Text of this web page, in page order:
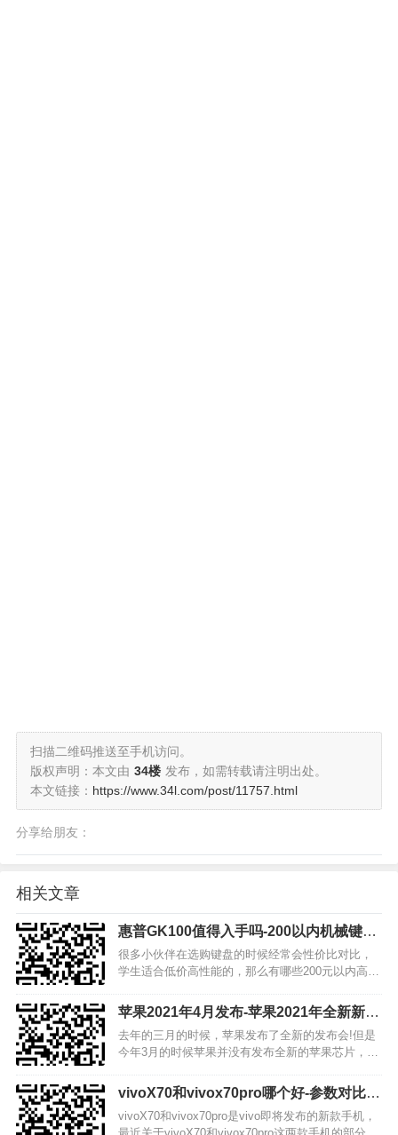
扫描二维码推送至手机访问。
版权声明：本文由 34楼 发布，如需转载请注明出处。
本文链接： https://www.34l.com/post/11757.html
分享给朋友：
相关文章
惠普GK100值得入手吗-200以内机械键盘
选购排行榜
很多小伙伴在选购键盘的时候经常会性价比对比，
学生适合低价高性能的，那么有哪些200元以内高性
呢？今天我们就来盘点一下200以内机械键盘榜单，
感兴趣的小伙伴快来一起看看吧！ 1、达尔优 机械
师合金版…
苹果2021年4月发布-苹果2021年全新新品
盘点
去年的三月的时候，苹果发布了全新的发布会!但是
今年3月的时候苹果并没有发布全新的苹果芯片，预
为大家带来了这款发布会全新新品盘点，看看这次
的苹果发布了哪些全新新品吧! iPad Pro 最近…
vivoX70和vivox70pro哪个好-参数对比哪
个更值得入手
vivoX70和vivox70pro是vivo即将发布的新款手机，